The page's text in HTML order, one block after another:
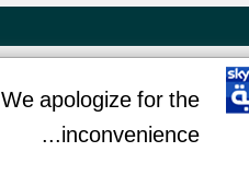
We apologize for the
inconvenience...